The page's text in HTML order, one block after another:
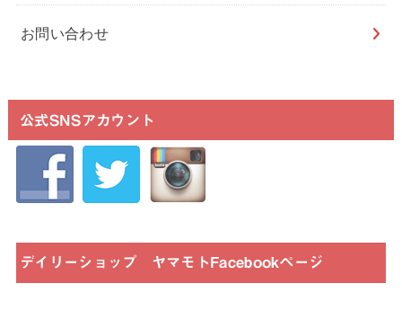
お問い合わせ
公式SNSアカウント
デイリーショップ ヤマモトFacebookページ